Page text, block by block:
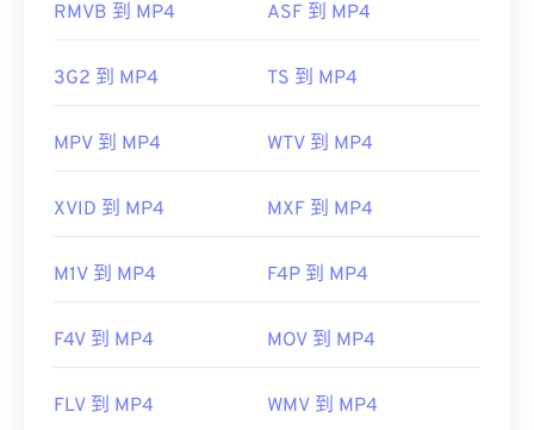
https://en.wikipedia.org/wiki/MP3
a/music-player-application-format.html
標準：ISO/IEC 14496
https://en.wikipedia.org/wiki/MPEG-4
4.html
RMVB 到 MP4 ASF 到 MP4
3G2 到 MP4 TS 到 MP4
MPV 到 MP4 WTV 到 MP4
XVID 到 MP4 MXF 到 MP4
M1V 到 MP4 F4P 到 MP4
F4V 到 MP4 MOV 到 MP4
FLV 到 MP4 WMV 到 MP4